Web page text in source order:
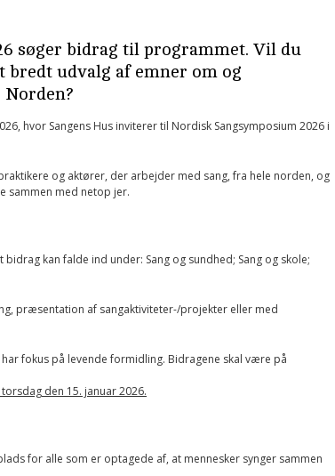
søger bidrag til programmet. Vil du
udvalg af emner om og
hvor Sangens Hus inviterer til Nordisk Sangsymposium 2026 i
og aktører, der arbejder med sang, fra hele norden, og
sammen med netop jer.
kan falde ind under: Sang og sundhed; Sang og skole;
præsentation af sangaktiviteter-/projekter eller med
fokus på levende formidling. Bidragene skal være på
den 15. januar 2026.
for alle som er optagede af, at mennesker synger sammen